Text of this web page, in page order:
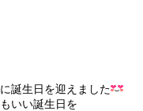
誕生日を迎えました
いい誕生日を